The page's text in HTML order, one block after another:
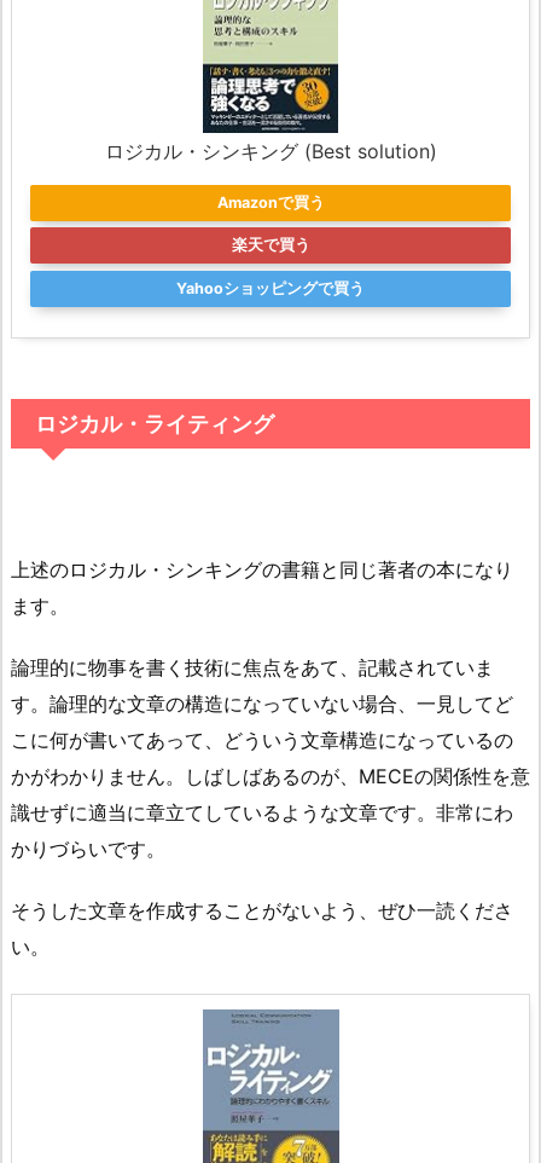
ロジカル・シンキング (Best solution)
Amazonで買う
楽天で買う
Yahooショッピングで買う
ロジカル・ライティング
上述のロジカル・シンキングの書籍と同じ著者の本になり
ます。
論理的に物事を書く技術に焦点をあて、記載されていま
す。論理的な文章の構造になっていない場合、一見してど
こに何が書いてあって、どういう文章構造になっているの
かがわかりません。しばしばあるのが、MECEの関係性を意
識せずに適当に章立てしているような文章です。非常にわ
かりづらいです。
そうした文章を作成することがないよう、ぜひ一読くださ
い。